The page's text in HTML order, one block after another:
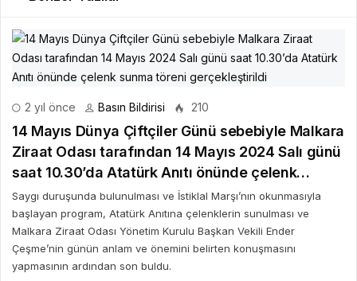
2 yıl önce Basın Bildirisi 210
14 Mayıs Dünya Çiftçiler Günü sebebiyle Malkara
Ziraat Odası tarafından 14 Mayıs 2024 Salı günü
saat 10.30’da Atatürk Anıtı önünde çelenk
sunma töreni gerçekleştirildi
Saygı duruşunda bulunulması ve İstiklal Marşı’nın okunmasıyla
başlayan program, Atatürk Anıtına çelenklerin sunulması ve
Malkara Ziraat Odası Yönetim Kurulu Başkan Vekili Ender
Çeşme’nin günün anlam ve önemini belirten konuşmasını
yapmasının ardından son buldu.